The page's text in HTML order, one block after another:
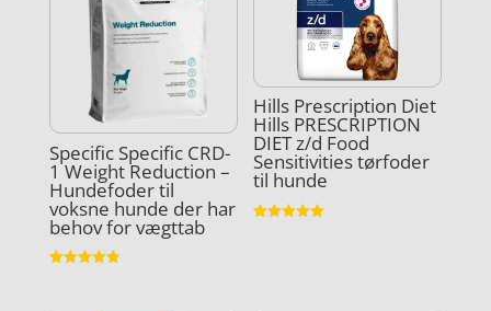
Specific Specific CRD-
1 Weight Reduction –
Hundefoder til
voksne hunde der har
behov for vægttab
Hills Prescription Diet
Hills PRESCRIPTION
DIET z/d Food
Sensitivities tørfoder
til hunde